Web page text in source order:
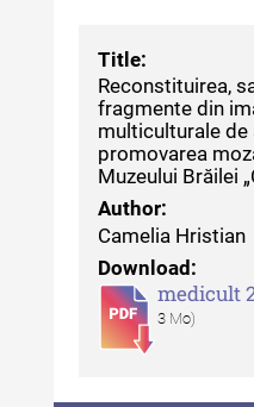
Title:
Reconstituirea,
fragmente din
multiculturale de
promovarea
Muzeului Brăilei
Author:
Camelia Hristian
Download:
medicult
3 Mo)